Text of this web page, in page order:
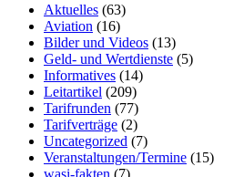
Aktuelles (63)
Aviation (16)
Bilder und Videos (13)
Geld- und Wertdienste (5)
Informatives (14)
Leitartikel (209)
Tarifrunden (77)
Tarifverträge (2)
Uncategorized (7)
Veranstaltungen/Termine (15)
wasi-fakten (7)